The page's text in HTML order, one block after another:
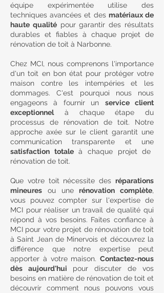
équipe expérimentée utilise des
techniques avancées et des matériaux de
haute qualitépour garantir des résultats
durables et fiables à chaque projet de
rénovation de toit à Narbonne.
Chez MCI, nous comprenons l'importance
d'un toit en bon état pour protéger votre
maison contre les intempéries et les
dommages. C'est pourquoi nous nous
engageons à fournir un service client
exceptionnelà chaque étape du
processus de rénovation de toit. Notre
approche axée sur le client garantit une
communication transparente et une
satisfaction totaleà chaque projet de
rénovation de toit.
Que votre toit nécessite des réparations
mineures ou unerénovation complète,
vous pouvez compter sur l'expertise de
MCI pour réaliser un travail de qualité qui
répond à vos besoins. Faites confiance à
MCI pour votre projet de rénovation de toit
à Saint Jean de Minervois et découvrez la
différence que notre expertise peut
apporter à votre maison. Contactez-nous
dès aujourd'hui pour discuter de vos
besoins en matière de rénovation de toit et
découvrir comment nous pouvons vous